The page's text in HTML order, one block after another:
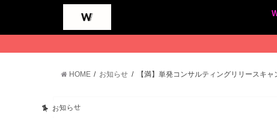
HOME お知らせ 【満】単発コンサルティングリリースキャ
お知らせ